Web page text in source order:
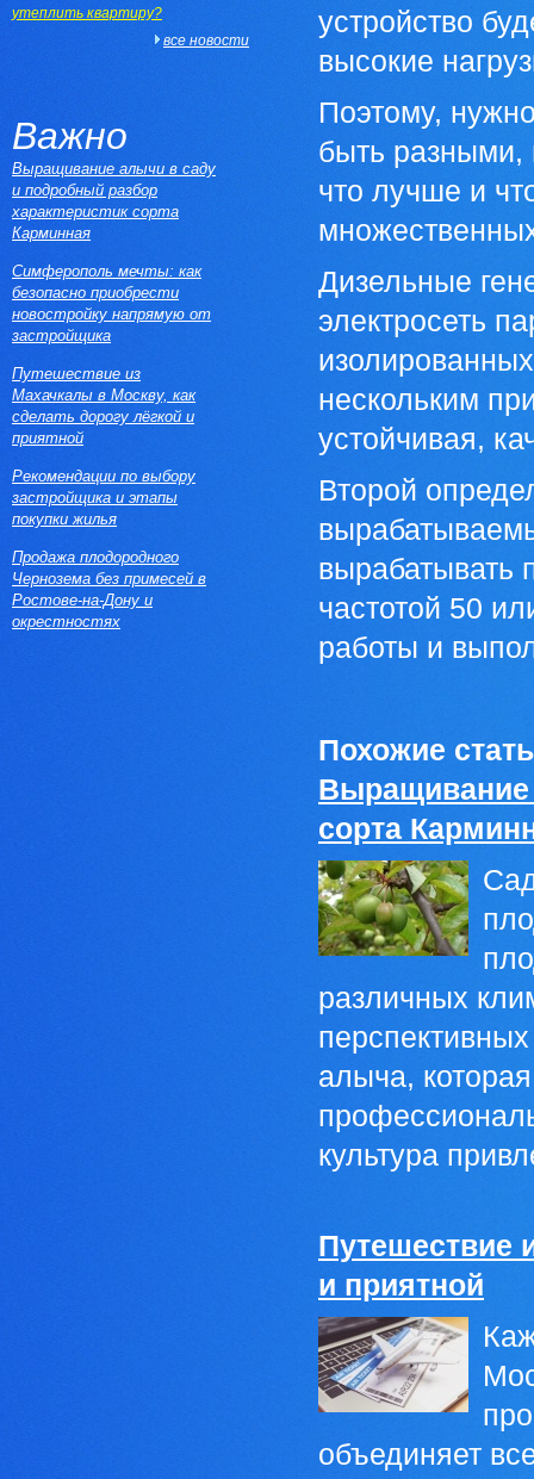
устройство
высокие
Поэтому,
быть разными,
что лучше и
Дизельные
электросеть
нескольким
устойчивая,
Второй
вырабатывать
частотой 50
работы и
Похожие
Выращивание
сорта
различных
алыча,
культура
Путешествие
и приятной
объединяет
утеплить квартиру?
все новости
Важно
Выращивание алычи в саду
и подробный разбор
характеристик сорта
Карминная
Симферополь мечты: как
безопасно приобрести
новостройку напрямую от
застройщика
Путешествие из
Махачкалы в Москву, как
сделать дорогу лёгкой и
приятной
Рекомендации по выбору
застройщика и этапы
покупки жилья
Продажа плодородного
Чернозема без примесей в
Ростове-на-Дону и
окрестностях